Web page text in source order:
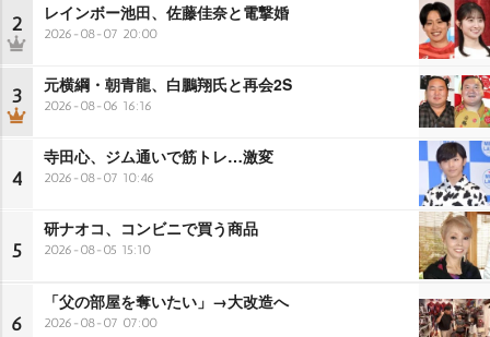
2 レインボー池田、佐藤佳奈と電撃婚
2026-08-07 20:00
3 元横綱・朝青龍、白鵬翔氏と再会2S
2026-08-06 16:16
4
寺田心、ジム通いで筋トレ…激変
2026-08-07 10:46
5
研ナオコ、コンビニで買う商品
2026-08-05 15:10
6
「父の部屋を奪いたい」→大改造へ
2026-08-07 07:00